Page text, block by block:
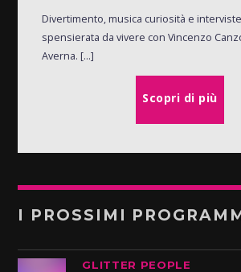
Divertimento, musica curiosità e
spensierata da vivere con Vincenzo
Averna. [...]
Scopri di più
I PROSSIMI
GLITTER PEOPLE